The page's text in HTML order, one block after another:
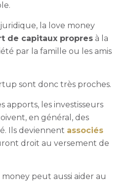
la love money
de capitaux propresà la
par la famille ou les amis
sont donc très proches.
apports, les investisseurs
en général, des
Ils deviennent associés
droit au versement de
peut aussi aider au